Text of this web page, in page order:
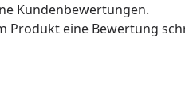
Kundenbewertungen.
Produkt eine Bewertung